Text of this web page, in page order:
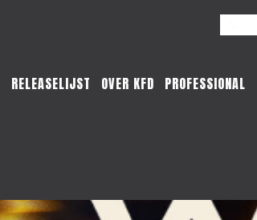
RELEASELIJST OVER KFD PROFESSIONAL